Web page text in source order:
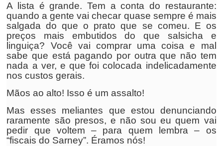
A lista é grande. Tem a conta do restaurante:
quando a gente vai checar quase sempre é mais
salgada do que o prato que se comeu. E os
preços mais embutidos do que salsicha e
linguiça? Você vai comprar uma coisa e mal
sabe que está pagando por outra que não tem
nada a ver, e que foi colocada indelicadamente
nos custos gerais.
Mãos ao alto! Isso é um assalto!
Mas esses meliantes que estou denunciando
raramente são presos, e não sou eu quem vai
pedir que voltem – para quem lembra – os
“fiscais do Sarney”. Éramos nós!